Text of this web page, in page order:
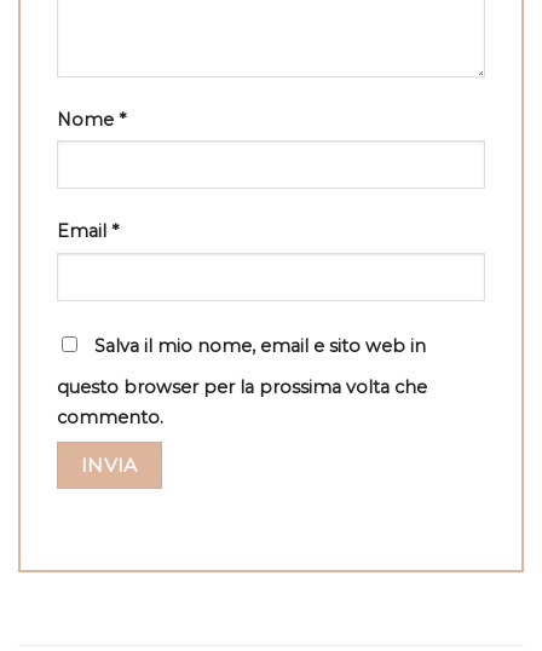
Nome *
Email *
Salva il mio nome, email e sito web in
questo browser per la prossima volta che
commento.